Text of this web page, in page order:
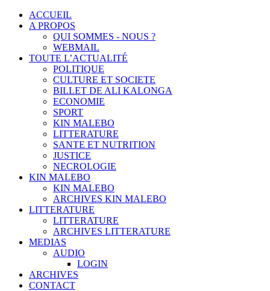
ACCUEIL
A PROPOS
QUI SOMMES - NOUS ?
WEBMAIL
TOUTE L’ACTUALITÉ
POLITIQUE
CULTURE ET SOCIETE
BILLET DE ALI KALONGA
ECONOMIE
SPORT
KIN MALEBO
LITTERATURE
SANTE ET NUTRITION
JUSTICE
NECROLOGIE
KIN MALEBO
KIN MALEBO
ARCHIVES KIN MALEBO
LITTERATURE
LITTERATURE
ARCHIVES LITTERATURE
MEDIAS
AUDIO
LOGIN
ARCHIVES
CONTACT